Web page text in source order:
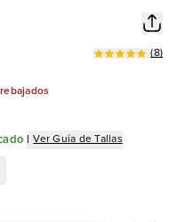
(8)
| Ver Guía de Tallas